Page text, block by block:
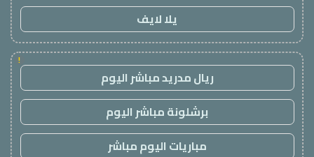
يلا لايف
!
ريال مدريد مباشر اليوم
برشلونة مباشر اليوم
مباريات اليوم مباشر